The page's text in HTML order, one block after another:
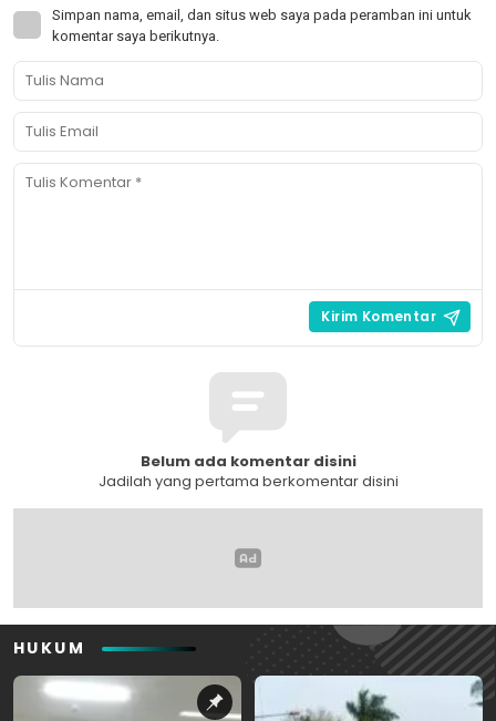
Simpan nama, email, dan situs web saya pada peramban ini untuk
komentar saya berikutnya.
Belum ada komentar disini
Jadilah yang pertama berkomentar disini
HUKUM